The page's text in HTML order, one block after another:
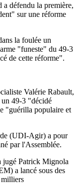
défendu la première,
sur une réforme
la foulée un
"funeste" du 49-3
de cette réforme".
Valérie Rabault,
49-3 "décidé
"guérilla populaire et
(UDI-Agir) a pour
par l'Assemblée.
jugé Patrick Mignola
a lancé sous des
milliers